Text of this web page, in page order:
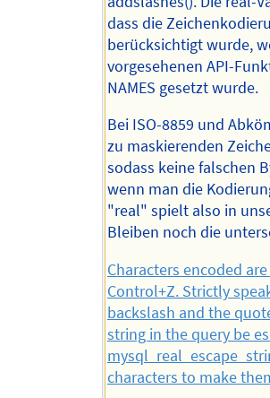
dass die
berücksichtigt wurde,
vorgesehenen API-
NAMES gesetzt wurde.
Bei ISO-8859 und
zu maskierenden
sodass keine falschen
wenn man die
"real" spielt also in
Bleiben noch die
Characters encoded
Control+Z. Strictly
backslash and the
string in the query be
characters to make